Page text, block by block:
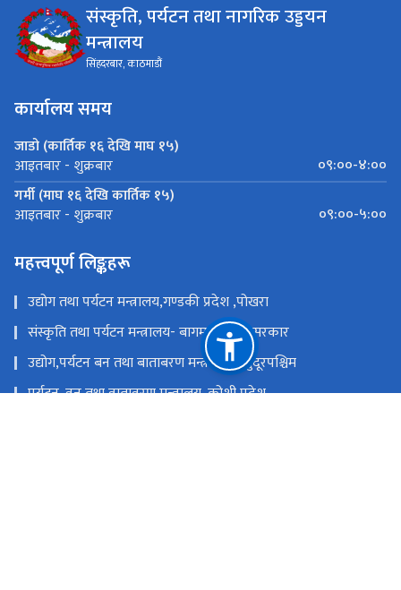
संस्कृति, पर्यटन तथा नागरिक उड्डयन
मन्त्रालय
सिंहदरबार, काठमाडौं
कार्यालय समय
जाडो (कार्तिक १६ देखि माघ १५)
आइतबार - शुक्रबार
०९:००-४:००
गर्मी (माघ १६ देखि कार्तिक १५)
आइतबार - शुक्रबार ०९:००-५:००
महत्त्वपूर्ण लिङ्कहरू
उद्योग तथा पर्यटन मन्त्रालय,गण्डकी प्रदेश ,पोखरा
संस्कृति तथा पर्यटन मन्त्रालय- बागमती प्रदेश सरकार
उद्योग,पर्यटन बन तथा बाताबरण मन्त्रालय - सुदूरपश्चिम
पर्यटन, वन तथा वातावरण मन्त्रालय, कोशी प्रदेश